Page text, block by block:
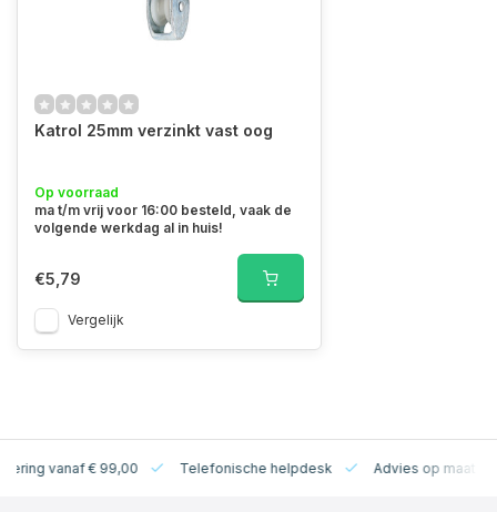
Katrol 25mm verzinkt vast oog
Op voorraad
ma t/m vrij voor 16:00 besteld, vaak de
volgende werkdag al in huis!
€5,79
Vergelijk
vanaf € 99,00 Telefonische helpdesk Advies op maat